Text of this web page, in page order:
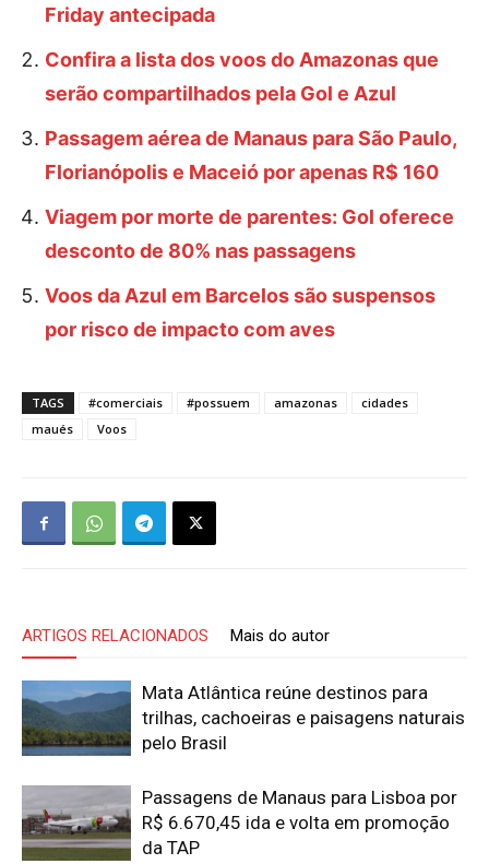
Friday antecipada
Confira a lista dos voos do Amazonas que
serão compartilhados pela Gol e Azul
Passagem aérea de Manaus para São Paulo,
Florianópolis e Maceió por apenas R$ 160
Viagem por morte de parentes: Gol oferece
desconto de 80% nas passagens
Voos da Azul em Barcelos são suspensos
por risco de impacto com aves
TAGS #comerciais #possuem amazonas
cidades
maués
Voos
ARTIGOS RELACIONADOS Mais do autor
Mata Atlântica reúne destinos para
trilhas, cachoeiras e paisagens naturais
pelo Brasil
Passagens de Manaus para Lisboa por
R$ 6.670,45 ida e volta em promoção
da TAP